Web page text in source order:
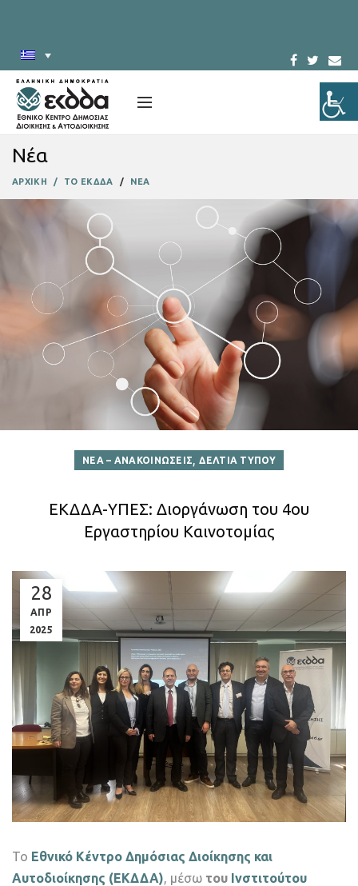
Νέα
ΑΡΧΙΚΗ ΤΟ ΕΚΔΔΑ ΝΕΑ
ΝΕΑ – ΑΝΑΚΟΙΝΩΣΕΙΣ,ΔΕΛΤΙΑ ΤΥΠΟΥ
ΕΚΔΔΑ-ΥΠΕΣ: Διοργάνωση του 4ου
Εργαστηρίου Καινοτομίας
28
ΑΠΡ
2025
Το Εθνικό Κέντρο Δημόσιας Διοίκησης και
Αυτοδιοίκησης (ΕΚΔΔΑ), μέσω του Ινστιτούτου